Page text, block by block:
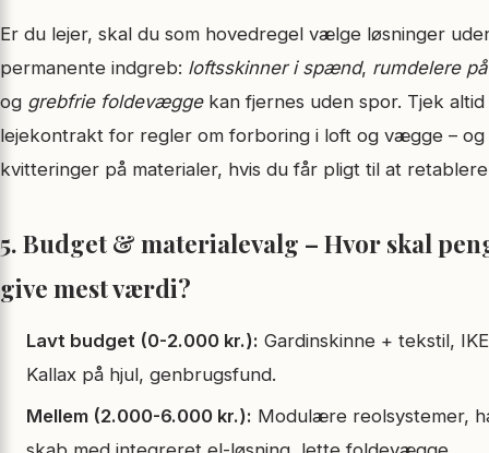
Er du lejer, skal du som hovedregel vælge løsninger
permanente indgreb: lofts­skinner i spænd, rumdelere
og grebfrie foldevæggekan fjernes uden spor. Tjek altid
lejekontrakt for regler om forboring i loft og vægge – og
kvitteringer på materialer, hvis du får pligt til at
5. Budget & materialevalg – Hvor skal
give mest værdi?
Lavt budget (0-2.000 kr.): Gardinskinne + tekstil,
Kallax på hjul, genbrugs­fund.
Mellem (2.000-6.000 kr.): Modulære reolsystemer,